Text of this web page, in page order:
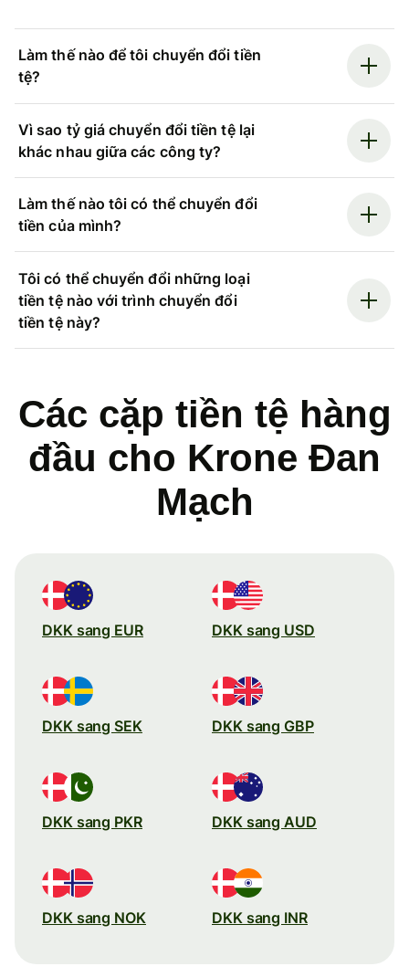
Làm thế nào để tôi chuyển đổi tiền
tệ?
Vì sao tỷ giá chuyển đổi tiền tệ lại
khác nhau giữa các công ty?
Làm thế nào tôi có thể chuyển đổi
tiền của mình?
Tôi có thể chuyển đổi những loại
tiền tệ nào với trình chuyển đổi
tiền tệ này?
Các cặp tiền tệ hàng
đầu cho Krone Đan
Mạch
DKK sang EUR DKK sang USD
DKK sang SEK DKK sang GBP
DKK sang PKR DKK sang AUD
DKK sang NOK DKK sang INR